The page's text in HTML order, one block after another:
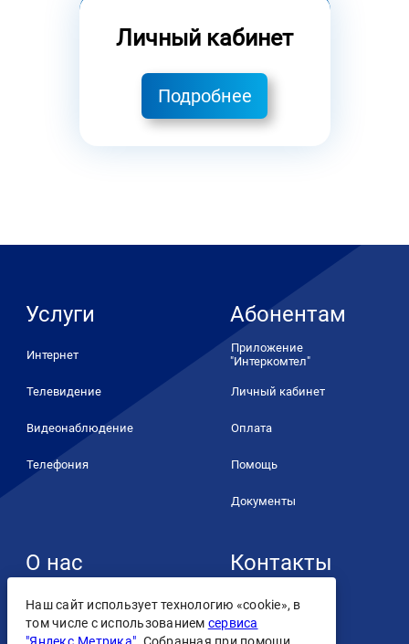
Личный кабинет
Подробнее
Услуги
Интернет
Телевидение
Видеонаблюдение
Телефония
Абонентам
Приложение
"Интеркомтел"
Личный кабинет
Оплата
Помощь
Документы
О нас
О компании
Контакты
Контакты
Наш сайт использует технологию «cookie», в
том числе с использованием сервиса